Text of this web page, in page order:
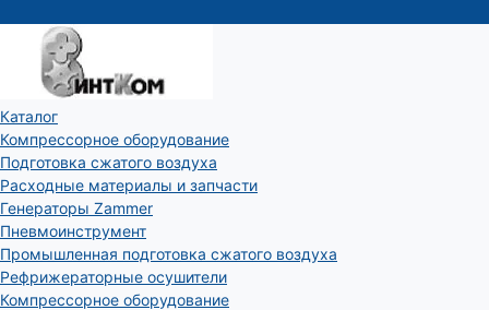
Каталог
Компрессорное оборудование
Подготовка сжатого воздуха
Расходные материалы и запчасти
Генераторы Zammer
Пневмоинструмент
Промышленная подготовка сжатого воздуха
Рефрижераторные осушители
Компрессорное оборудование